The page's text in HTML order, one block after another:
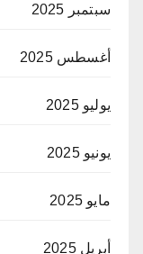
سبتمبر 2025
أغسطس 2025
يوليو 2025
يونيو 2025
مايو 2025
أبريل 2025